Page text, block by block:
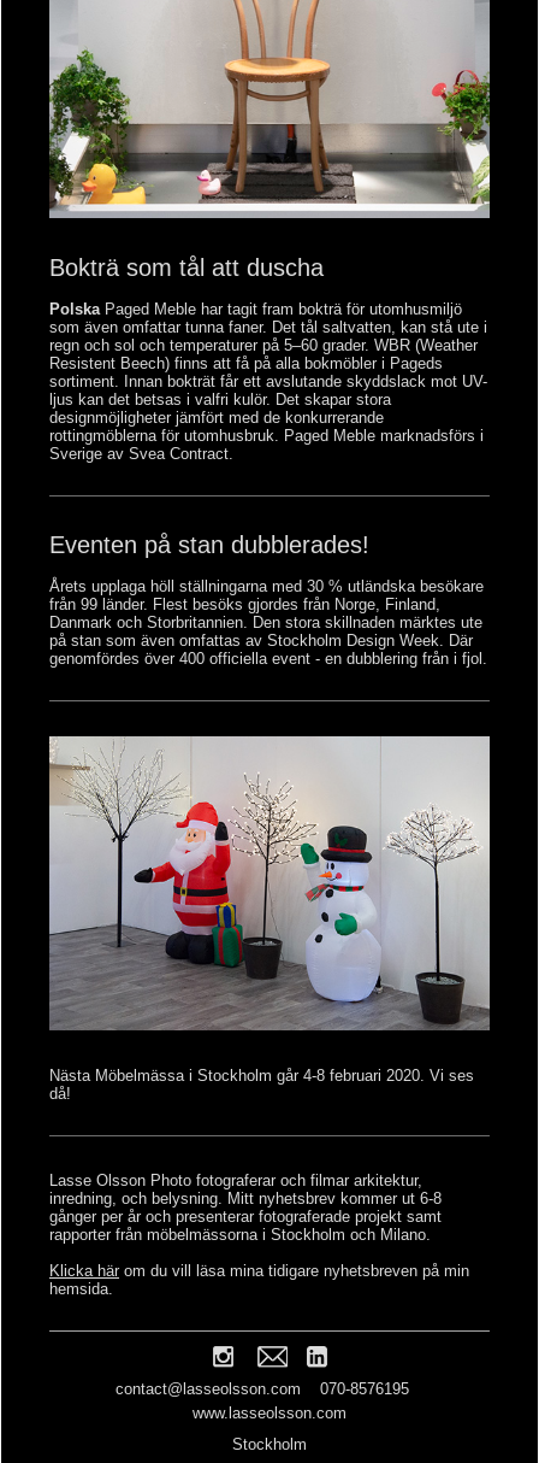
Bokträ som tål att duscha
Polska Paged Meble har tagit fram bokträ för utomhusmiljö
som även omfattar tunna faner. Det tål saltvatten, kan stå ute i
regn och sol och temperaturer på 5–60 grader. WBR (Weather
Resistent Beech) finns att få på alla bokmöbler i Pageds
sortiment. Innan bokträt får ett avslutande skyddslack mot UV-
ljus kan det betsas i valfri kulör. Det skapar stora
designmöjligheter jämfört med de konkurrerande
rottingmöblerna för utomhusbruk. Paged Meble marknadsförs i
Sverige av Svea Contract.
Eventen på stan dubblerades!
Årets upplaga höll ställningarna med 30 % utländska besökare
från 99 länder. Flest besöks gjordes från Norge, Finland,
Danmark och Storbritannien. Den stora skillnaden märktes ute
på stan som även omfattas av Stockholm Design Week. Där
genomfördes över 400 officiella event - en dubblering från i fjol.
Nästa Möbelmässai Stockholm går 4-8 februari 2020. Vi ses
då!
Lasse Olsson Photo fotograferar och filmar arkitektur,
inredning, och belysning. Mitt nyhetsbrev kommer ut 6-8
gånger per år och presenterar fotograferade projekt samt
rapporter från möbelmässorna i Stockholm och Milano.
Klicka här om du vill läsa mina tidigare nyhetsbreven på min
hemsida.
contact@lasseolsson.com 070-8576195
www.lasseolsson.com
Stockholm